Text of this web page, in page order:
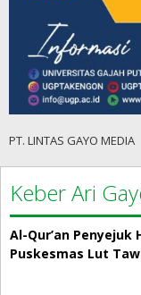
PT. LINTAS GAYO MEDIA
Keber Ari
Al-Qur’an Penyejuk
Puskesmas Lut